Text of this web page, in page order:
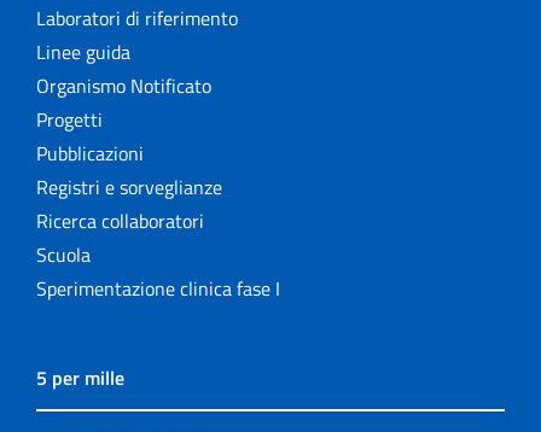
Laboratori di riferimento
Linee guida
Organismo Notificato
Progetti
Pubblicazioni
Registri e sorveglianze
Ricerca collaboratori
Scuola
Sperimentazione clinica fase I
5 per mille